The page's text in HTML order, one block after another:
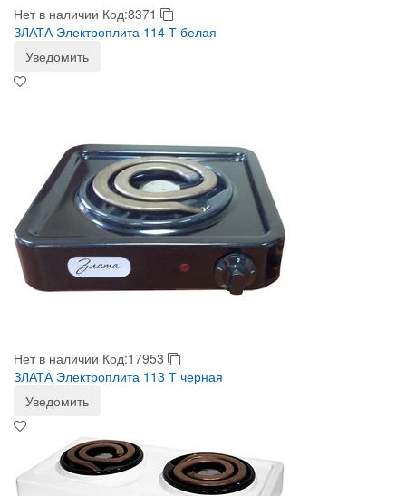
Нет в наличии Код:8371
ЗЛАТА Электроплита 114 Т белая
Уведомить
Нет в наличии Код:17953
ЗЛАТА Электроплита 113 Т черная
Уведомить